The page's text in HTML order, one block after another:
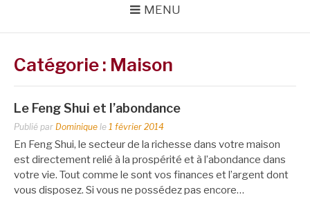
MENU
Catégorie : Maison
Le Feng Shui et l’abondance
Publié par Dominique le 1 février 2014
En Feng Shui, le secteur de la richesse dans votre maison
est directement relié à la prospérité et à l’abondance dans
votre vie. Tout comme le sont vos finances et l’argent dont
vous disposez. Si vous ne possédez pas encore…